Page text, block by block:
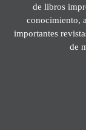
de libros
conocimiento,
importantes
de